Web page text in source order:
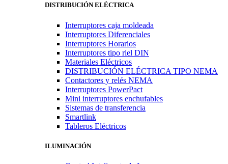
DISTRIBUCIÓN ELÉCTRICA
Interruptores caja moldeada
Interruptores Diferenciales
Interruptores Horarios
Interruptores tipo riel DIN
Materiales Eléctricos
DISTRIBUCIÓN ELÉCTRICA TIPO NEMA
Contactores y relés NEMA
Interruptores PowerPact
Mini interruptores enchufables
Sistemas de transferencia
Smartlink
Tableros Eléctricos
ILUMINACIÓN